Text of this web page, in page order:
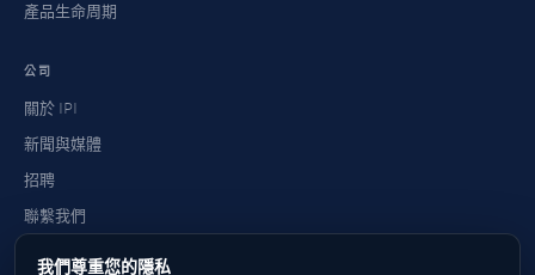
我們尊重您的隱私
產品生命周期
公司
關於 IPI
新聞與媒體
招聘
聯繫我們